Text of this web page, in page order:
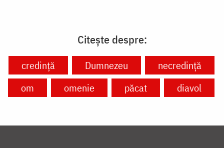
Citește despre:
credință Dumnezeu
necredință
om
omenie păcat diavol